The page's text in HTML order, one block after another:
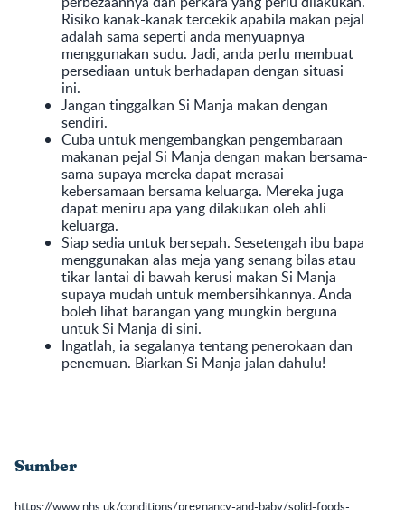
Risiko kanak-kanak tercekik apabila makan pejal
adalah sama seperti anda menyuapnya
menggunakan sudu. Jadi, anda perlu membuat
persediaan untuk berhadapan dengan situasi
ini.
Jangan tinggalkan Si Manja makan dengan
sendiri.
Cuba untuk mengembangkan pengembaraan
makanan pejal Si Manja dengan makan bersama-
sama supaya mereka dapat merasai
kebersamaan bersama keluarga. Mereka juga
dapat meniru apa yang dilakukan oleh ahli
keluarga.
Siap sedia untuk bersepah. Sesetengah ibu bapa
menggunakan alas meja yang senang bilas atau
tikar lantai di bawah kerusi makan Si Manja
supaya mudah untuk membersihkannya. Anda
boleh lihat barangan yang mungkin berguna
untuk Si Manja di sini.
Ingatlah, ia segalanya tentang penerokaan dan
penemuan. Biarkan Si Manja jalan dahulu!
Sumber
https://www.nhs.uk/conditions/pregnancy-and-baby/solid-foods-